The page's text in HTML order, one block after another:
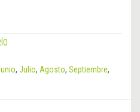
, Julio, Agosto, Septiembre,